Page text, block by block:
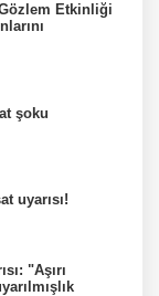
Etkinliği
şoku
uyarısı!
"Aşırı